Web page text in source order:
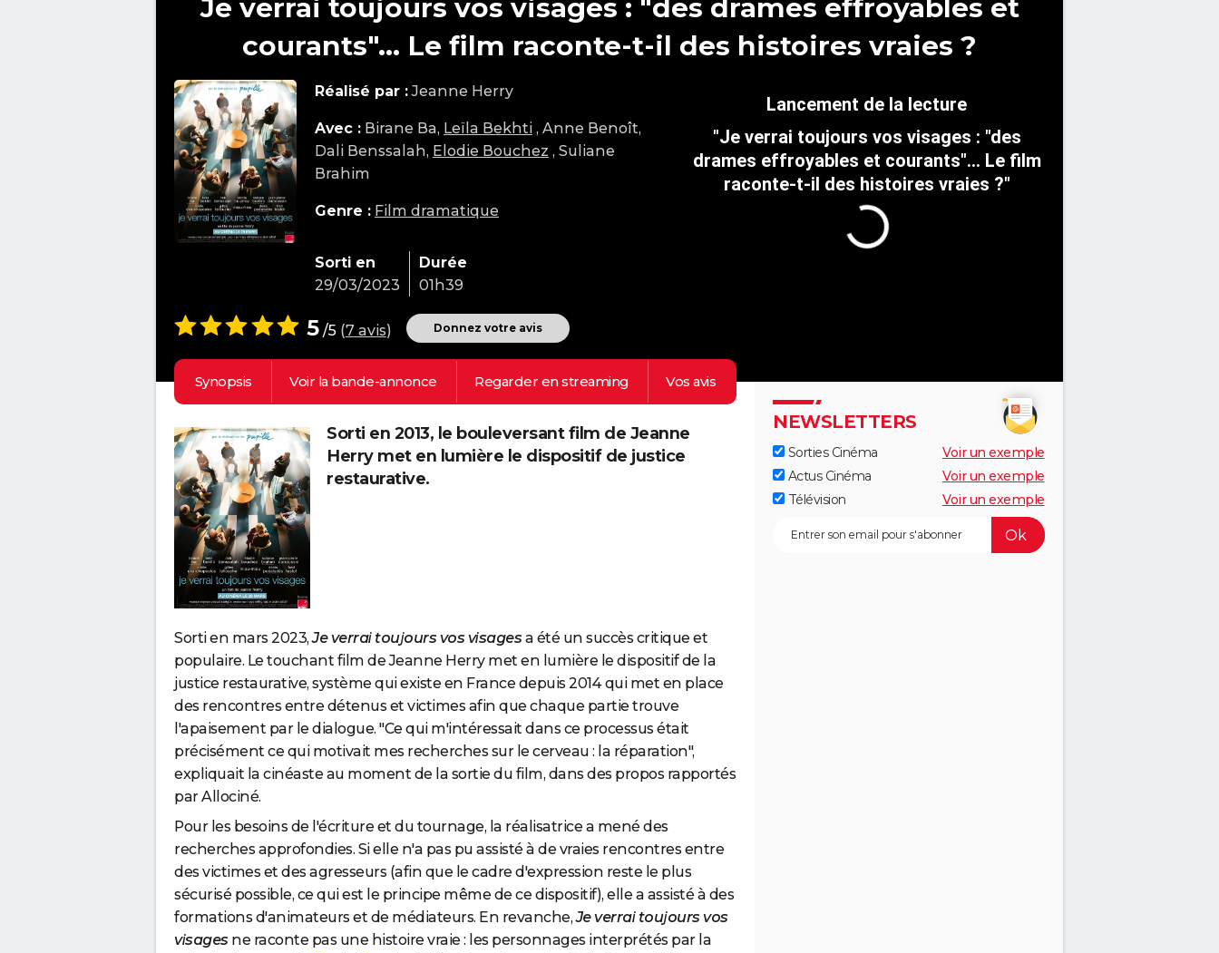
Je verrai toujours vos visages : "des drames effroyables et
courants"... Le film raconte-t-il des histoires vraies ?
"Je verrai toujours vos visages : "des
drames effroyables et courants"... Le film
raconte-t-il des histoires vraies ?"
Réalisé par : Jeanne Herry
Avec : Birane Ba, Leïla Bekhti , Anne Benoît,
Dali Benssalah, Elodie Bouchez , Suliane
Brahim
Genre : Film dramatique
Sorti en
29/03/2023
Durée
01h39
5/5 (7 avis) Donnez votre avis
Synopsis Voir la bande-annonce Regarder enstreaming Vosavis
Sorti en 2013, le bouleversant film de Jeanne
Herry met en lumière le dispositif de justice
restaurative.
Sorti en mars 2023,Je verrai toujours vos visages a été un succès critique et
populaire. Le touchant film de Jeanne Herry met en lumière le dispositif de la
justice restaurative, système qui existe en France depuis 2014 qui met en place
des rencontres entre détenus et victimes afin que chaque partie trouve
l'apaisement par le dialogue. "Ce qui m'intéressait dans ce processus était
précisément ce qui motivait mes recherches sur le cerveau : la réparation",
expliquait la cinéaste au moment de la sortie du film, dans des propos rapportés
par Allociné.
Pour les besoins de l'écriture et du tournage, la réalisatrice a mené des
recherches approfondies. Si elle n'a pas pu assisté à de vraies rencontres entre
des victimes et des agresseurs (afin que le cadre d'expression reste le plus
sécurisé possible, ce qui est le principe même de ce dispositif), elle a assisté à des
formations d'animateurs et de médiateurs. En revanche,Je verrai toujours vos
visages ne raconte pas une histoire vraie : les personnages interprétés par la
NEWSLETTERS
Sorties Cinéma
Voir un exemple
Actus Cinéma
Voir un exemple
Télévision
Voir un exemple